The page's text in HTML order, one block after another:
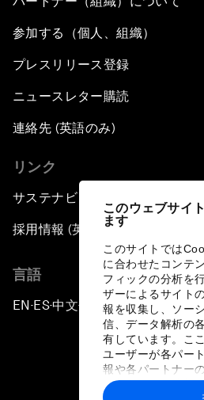
このウェブサイ
ます
このサイトでは
に合わせたコンテ
フィックの分析を
ザーによるサイト
報を収集し、ソー
信、データ解析の
有しています。こ
ユーザーが各パー
報や各パートナー
に収集された情報
参加する（個人、組織）
プレスリリース登録
ニュースレター購読
連絡先 (英語のみ)
リンク
サステナビリティへの取り組み
採用情報 (英語のみ)
言語
EN ▪ES▪中文▪ 日本語